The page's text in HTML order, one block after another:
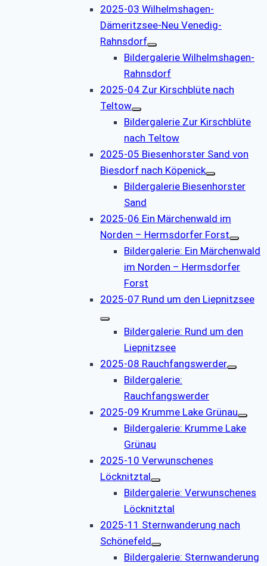
2025-03 Wilhelmshagen-
Dämeritzsee-Neu Venedig-
Rahnsdorf
Bildergalerie Wilhelmshagen-
Rahnsdorf
2025-04 Zur Kirschblüte nach
Teltow
Bildergalerie Zur Kirschblüte
nach Teltow
2025-05 Biesenhorster Sand von
Biesdorf nach Köpenick
Bildergalerie Biesenhorster
Sand
2025-06 Ein Märchenwald im
Norden – Hermsdorfer Forst
Bildergalerie: Ein Märchenwald
im Norden – Hermsdorfer
Forst
2025-07 Rund um den Liepnitzsee
Bildergalerie: Rund um den
Liepnitzsee
2025-08 Rauchfangswerder
Bildergalerie:
Rauchfangswerder
2025-09 Krumme Lake Grünau
Bildergalerie: Krumme Lake
Grünau
2025-10 Verwunschenes
Löcknitztal
Bildergalerie: Verwunschenes
Löcknitztal
2025-11 Sternwanderung nach
Schönefeld
Bildergalerie: Sternwanderung